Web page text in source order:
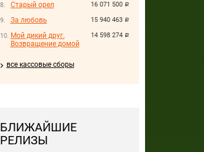
16 071 500 руб.
Старый орел
15 940 463 руб.
За любовь
14 598 274 руб.
Мой дикий друг.
Возвращение домой
все кассовые сборы
БЛИЖАЙШИЕ
РЕЛИЗЫ